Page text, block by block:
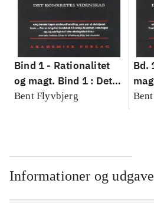
Bind 1 - Rationalitet
og magt. Bind 1 : Det
konkretes videnskab
Bent Flyvbjerg
Bd.
Informationer og